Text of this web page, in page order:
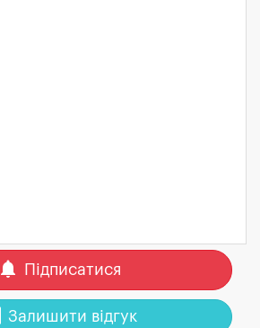
notifications Підписатися
Залишити відгук